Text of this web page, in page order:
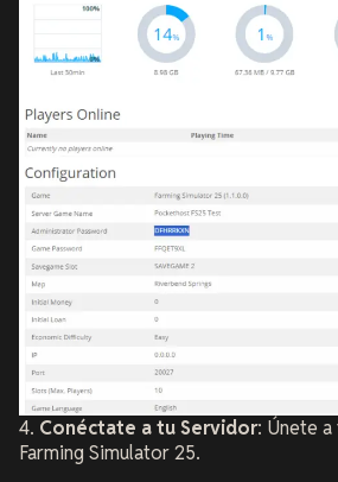
4. Conéctate a tu Servidor: Únete
Farming Simulator 25.